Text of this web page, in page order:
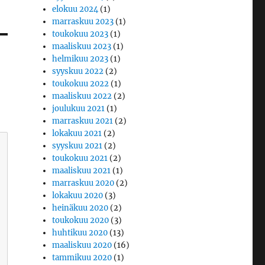
elokuu 2024(1)
marraskuu 2023 (1)
toukokuu 2023 (1)
maaliskuu 2023 (1)
helmikuu 2023 (1)
syyskuu 2022 (2)
toukokuu 2022 (1)
maaliskuu 2022 (2)
joulukuu 2021 (1)
marraskuu 2021 (2)
lokakuu 2021 (2)
syyskuu 2021 (2)
toukokuu 2021 (2)
maaliskuu 2021 (1)
marraskuu 2020 (2)
lokakuu 2020 (3)
heinäkuu 2020 (2)
toukokuu 2020 (3)
huhtikuu 2020 (13)
maaliskuu 2020 (16)
tammikuu 2020 (1)